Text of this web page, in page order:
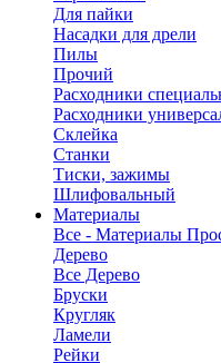
Для пайки
Насадки для дрели
Пилы
Прочий
Расходники
Расходники
Склейка
Станки
Тиски, зажимы
Шлифовальный
Материалы
Все - Материалы
Дерево
Все Дерево
Бруски
Кругляк
Ламели
Рейки